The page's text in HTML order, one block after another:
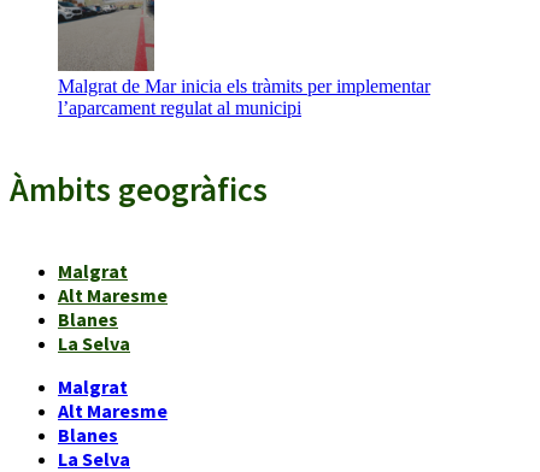
Malgrat de Mar inicia els tràmits per implementar
l’aparcament regulat al municipi
Àmbits geogràfics
Malgrat
Alt Maresme
Blanes
La Selva
Malgrat
Alt Maresme
Blanes
La Selva